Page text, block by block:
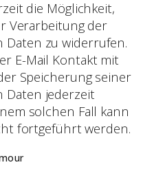
die Möglichkeit,
Verarbeitung der
Daten zu widerrufen.
E-Mail Kontakt mit
Speicherung seiner
Daten jederzeit
solchen Fall kann
fortgeführt werden.